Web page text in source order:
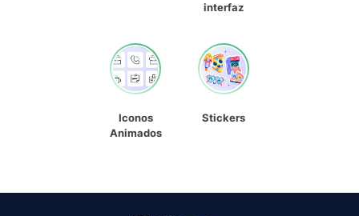
interfaz
Iconos
Animados
Stickers